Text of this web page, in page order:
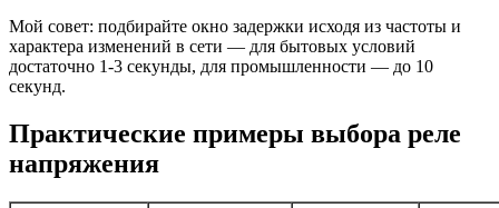
Мой совет: подбирайте окно задержки исходя из частоты и
характера изменений в сети — для бытовых условий
достаточно 1-3 секунды, для промышленности — до 10
секунд.
Практические примеры выбора реле
напряжения